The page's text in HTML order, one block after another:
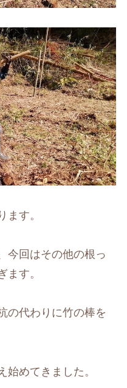
ます。
今回はその他の根っ
ます。
の代わりに竹の棒を
始めてきました。